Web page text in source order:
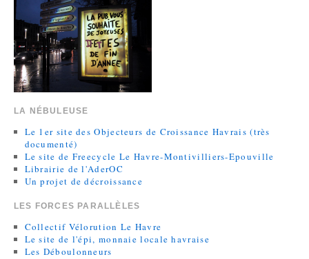
LA NÉBULEUSE
Le 1er site des Objecteurs de Croissance Havrais (très
documenté)
Le site de Freecycle Le Havre-Montivilliers-Epouville
Librairie de l'AderOC
Un projet de décroissance
LES FORCES PARALLÈLES
Collectif Vélorution Le Havre
Le site de l'épi, monnaie locale havraise
Les Déboulonneurs